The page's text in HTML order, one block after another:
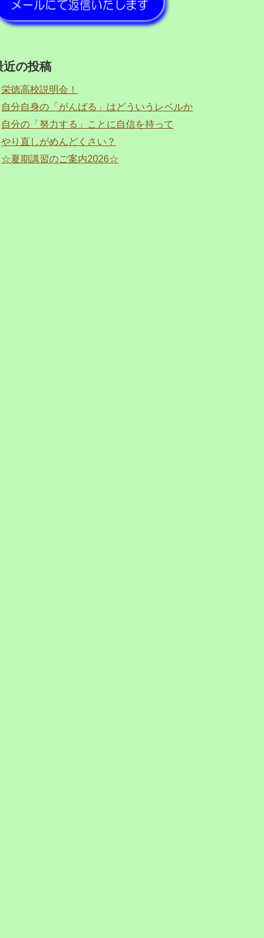
近の投稿
栄徳高校説明会！
自分自身の「がんばる」はどういうレベルか
自分の「努力する」ことに自信を持って
やり直しがめんどくさい？
☆夏期講習のご案内2026☆